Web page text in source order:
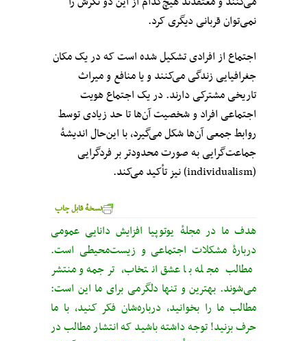
نمی‌توان قربانی دیگری کرد.
اجتماع از افرادی تشکیل شده است که در یک مکان
جغرافیایی زندگی می‌کنند و یا منافع و میراث
تاریخی‌ مشترکی دارند. در یک اجتماع هویت
اجتماعی افراد و شخصیت آن‌ها تا حد زیادی توسط
روابط جمعی آن‌ها شکل می‌گیرد، با این‌حال اندیشهٔ
جماعت‌گرایی به صورت محدودتر بر فردگرایی
(individualism) نیز تأکید می‌کند.
نسخهٔ قابل چاپ
هدف ما در مجلهٔ یوتوپیا افزایش دانایی عمومی
دربارهٔ مشکلات اجتماعی و زیست‌محیطی است.
مطالب مجله با عشق انتخاب، ترجمه و منتشر
می‌شوند. بهترین و تنها دلگرمی برای ما این است:
مطالب ما را بخوانید، درباره‌شان فکر کنید، با ما
حرف بزنید! توجه داشته باشید که انتشار مطالب در